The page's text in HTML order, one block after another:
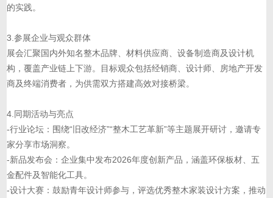
的实践。
3.参展企业与观众群体
展会汇聚国内外知名整木品牌、材料供应商、设备制造商及设计机
构，覆盖产业链上下游。目标观众包括经销商、设计师、房地产开发
商及终端消费者，为供需双方搭建高效对接桥梁。
4.同期活动与亮点
-行业论坛：围绕“旧改经济”“整木工艺革新”等主题展开研讨，邀请专
家分享市场洞察。
-新品发布会：企业集中发布2026年度创新产品，涵盖环保板材、五
金配件及智能化工具。
-设计大赛：鼓励青年设计师参与，评选优秀整木家装设计方案，推动